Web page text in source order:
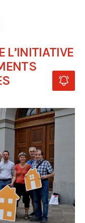
L’INITIATIVE